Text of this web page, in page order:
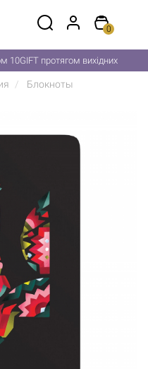
0
10GIFT протягом вихідних
Блокноты